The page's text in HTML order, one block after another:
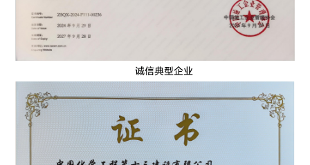
诚信典型企业